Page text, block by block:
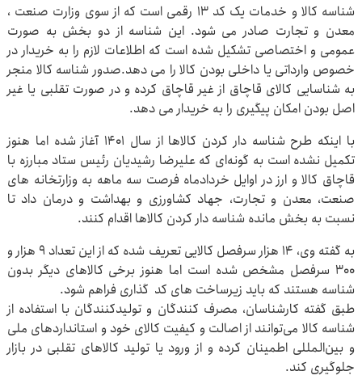
شناسه کالا و خدمات یک کد ۱۳ رقمی است که از سوی وزارت صنعت ،
معدن و تجارت صادر می شود. این شناسه از دو بخش به صورت
عمومی و اختصاصی تشکیل شده است که اطلاعات لازم را به خریدار در
خصوص وارداتی یا داخلی بودن کالا را می دهد.صدور شناسه کالا منجر
به شناسایی کالای قاچاق از غیر قاچاق کرده و در صورت تقلبی یا غیر
اصل بودن امکان پیگیری را به خریدار می دهد.
با اینکه طرح شناسه دار کردن کالاها از سال ۱۴۰۱ آغاز شده اما هنوز
تکمیل نشده است به گونه‌ای که علیرضا رشیدیان رئیس ستاد مبارزه با
قاچاق کالا و ارز در اوایل خردادماه فرصت سه ماهه به وزارتخانه های
صنعت، معدن و تجارت، جهاد کشاورزی و بهداشت و درمان داد تا
نسبت به بخش مانده شناسه دار کردن کالاها اقدام کنند.
به گفته وی، ۱۴ هزار سرفصل کالایی تعریف شده که از این تعداد ۹ هزار و
۳۰۰ سرفصل مشخص شده است اما هنوز برخی کالاهای دیگر بدون
شناسه هستند که باید زیرساخت های کد گذاری فراهم شود.
طبق گفته کارشناسان، مصرف کنندگان و تولیدکنندگان با استفاده از
شناسه کالا می‌توانند از اصالت و کیفیت کالای خود و استانداردهای ملی
و بین‌المللی اطمینان کرده و از ورود یا تولید کالاهای تقلبی در بازار
جلوگیری کند.